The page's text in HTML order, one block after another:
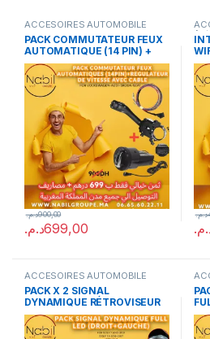
ACCESOIRES AUTOMOBILE
PACK COMMUTATEUR FEUX
AUTOMATIQUE (14 PIN) +
REGULATEUR DE VITESSE
AVEC CABLE
699,00د.م.
900,00د.م. د.م.
ACCESOIRES AUTOMOBILE
PACK X 2 SIGNAL
DYNAMIQUE RÉTROVISEUR
FOR GOLF 7 2012-2021 GOLF
7.5 2012-2017 TOURAN I 2
2016+